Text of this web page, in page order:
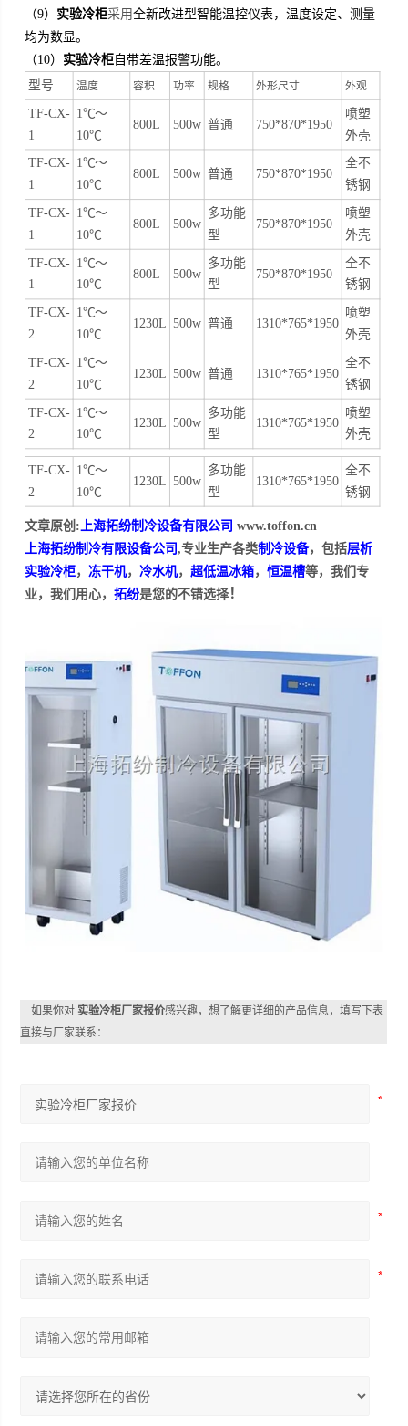
（9） 实验冷柜采用全新改进型智能温控仪表，温度设定、测量
均为数显。
（10） 实验冷柜 自带差温报警功能。
型号 温度 容积 功率 规格 外形尺寸 外观
TF-CX-
1
1℃～
10℃
800L 500w 普通 750*870*1950
喷塑
外壳
TF-CX-
1
1℃～
10℃
800L 500w 普通 750*870*1950
全不
锈钢
TF-CX-
1
1℃～
10℃
800L 500w
多功能
型
750*870*1950
喷塑
外壳
TF-CX-
1
1℃～
10℃
800L 500w
多功能
型
750*870*1950
全不
锈钢
TF-CX-
2
1℃～
10℃
1230L 500w 普通 1310*765*1950
喷塑
外壳
TF-CX-
2
1℃～
10℃
1230L 500w 普通 1310*765*1950
全不
锈钢
TF-CX-
2
1℃～
10℃
1230L 500w
多功能
型
1310*765*1950
喷塑
外壳
TF-CX-
2
1℃～
10℃
1230L 500w
多功能
型
1310*765*1950
全不
锈钢
文章原创: 上海拓纷制冷设备有限公司 www.toffon.cn
上海拓纷制冷有限设备公司,专业生产各类制冷设备，包括层析
实验冷柜 ， 冻干机， 冷水机，超低温冰箱，恒温槽等，我们专
业，我们用心，拓纷是您的不错选择！
如果你对 实验冷柜厂家报价感兴趣，想了解更详细的产品信息，填写下表
直接与厂家联系：